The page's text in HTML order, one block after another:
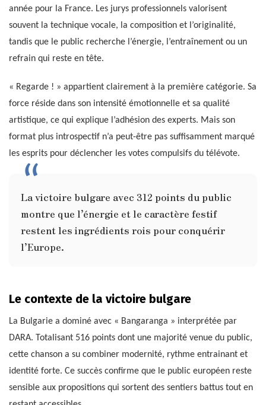
année pour la France. Les jurys professionnels valorisent
souvent la technique vocale, la composition et l’originalité,
tandis que le public recherche l’énergie, l’entraînement ou un
refrain qui reste en tête.
« Regarde ! » appartient clairement à la première catégorie. Sa
force réside dans son intensité émotionnelle et sa qualité
artistique, ce qui explique l’adhésion des experts. Mais son
format plus introspectif n’a peut-être pas suffisamment marqué
les esprits pour déclencher les votes compulsifs du télévote.
La victoire bulgare avec 312 points du public
montre que l’énergie et le caractère festif
restent les ingrédients rois pour conquérir
l’Europe.
Le contexte de la victoire bulgare
La Bulgarie a dominé avec « Bangaranga » interprétée par
DARA. Totalisant 516 points dont une majorité venue du public,
cette chanson a su combiner modernité, rythme entrainant et
identité forte. Ce succès confirme que le public européen reste
sensible aux propositions qui sortent des sentiers battus tout en